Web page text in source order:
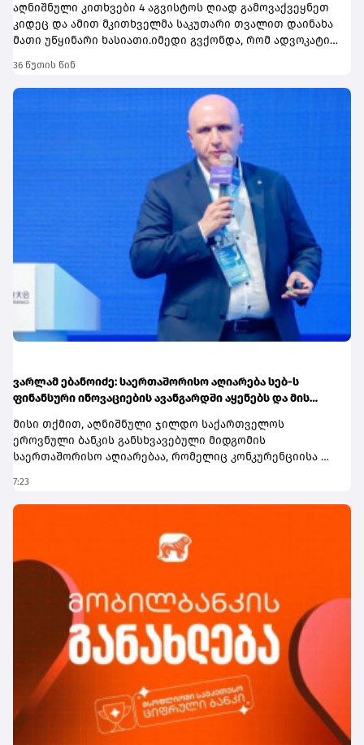
აღნიშნული კითხვები 4 აგვისტოს ღიად გამოვაქვეყნეთ კიდეც და ამით მკითხველმა საკუთარი თვალით დაინახა მათი უწყინარი ხასიათი.იმედი გვქონდა, რომ ადვოკატი ამ ფორმატს მაინც გამოეხმაურებოდა და ჩვენს კითხვებზე პასუხებს მივიღებდით, თუმცა გაგვიცრუვდა ეს იმედი…დასანანია…არც ნათია ჯანაშიას მეორე, საზოგადოებისთვის ჯერჯერობით შედარებით ნაკლებად ცნობილი ადვოკატი, რომელმაც სტრასბურგის სასამართლოს დაკეტილი კარიბჭის წინ ლაივის ჩაწერით დაამახსოვრა ყველას თავი, თამთა ჯანიაშვილი გვპასუხობს კითხვებზე. რა თქმა უნდა, ეს კითხვებიც უწყინარია და, რა თქმა უნდა, როგორც ბატონი ტარიელის შემთხვევაში, ისინიც მის მიერვე გავრცელებული ვიდეომიმართვებიდან გამომდინარეობს.კითხვებს ვსვამთ, კონკრეტულ, შინაარსიან, საქმის ფაქტობრივ გარემოებებს რომ უშუალოდ ეხება, ისეთ კითხვებს. პასუხები არ გვაქვს.მართლაც დასანანია…როგორ არ გაგახსენდეს დიდი მარკ ტვენის უკვდავი ნაწარმოების პირველი სტრიქონები: ტომ! პასუხი არ არის. ტომ! პასუხი არ არის სად დაიკარგა ეს ბიჭი… იმედია, გამოჩნდება.მანამდე კი, კიდევ ერთხელ, ისევ საჯაროდ, ის კითხვები, რითაც ბატონ ტარიელ კაკაბაძეს 16 ივნისს, შემდგომ უკვე 28 ივლისს მივმართეთ და ახლა უკვე 7 აგვისტოს მივმართავთ:ბატონო ტარიელ, კიდევ ერთხელ მოგესალმებით გაზეთიდან და ონლაინ გამოცემიდან "ბანკები და ფინანსები" (www.bfm.ge).ერთ თვეზე მეტი ხნის წინ, კერძოდ 2026 წლის 16 ივნისს, თქვენს ფეისბუქ გვერდზე მითითებული ელექტრონული ფოსტის მისამართზე, მოგმართეთ კონკრეტული კითხვებით, რაც დამებადა თქვენი ერთ-ერთი ვიდეო-მიმართვის გაცნობის შემდეგ, რომელიც თქვენი მარწმუნებლის, „ბრიტანულ-ქართული აკადემიის“ მინორიტარი აქციონერის, ქალბატონი ნათია ჯანაშიას პოზიციას ასახავდა.მას შემდეგ თვე და 10 დღეა გასული და დამეთანხმებით, რომ ეს ის პერიოდია, რომ თუკი მედია პასუხებს ვერ იღებს, უნდა ჩათვალოს, რომ რესპონდენტი კითხვებზე გამოხმაურებას თავს არიდებს.ასეც მივიჩნევთ.მაგრამ ასევე და აქვე, როგორც პასუხისმგებლიანი მედია, თავს ვალდებულად ვთვლით, კიდევ ერთხელ და მორიგჯერ, მოგმართოთ იგივე კითხვებით და მას დავუმატოთ კიდევ ერთი, რომელიც გაგვიჩნდა თქვენი მორიგი, ახლახანს გავრცელებული ვიდეო-მიმართვის კვალდაკვალ, სადაც ამბობთ, რომ თუ საგამოძიებო ორგანოები სათანადო გადაწყვეტილებას არ მიიღებენ და პასუხისგებაში არ მისცემენ ამ საქმეში, თქვენი აზრით, სისხლის სამართლის დამნაშავეებს, მაშინ თქვენ ამოწურავთ საქართველოს მართლმსაჯულების ეტაპებს და შემდგომ საქმეს აუცილებლად წაიღებთ სტრასბურგის ადამიანის უფლებათა ევროპულ სასამართლოში.ამ კითხვით დავიწყებთ -ბატონო ტარიელ, ვიდეო-მიმართვაში თქვენ ახსენებთ საგამოძიებიო უწყებაში მიმდინარე საქმეს, მაგრამ არ აკონკრეტებთ, რომელ საგამოძიებო უწყებაზე და კონკრეტულად რა შინაარსის საქმეზეა საუბარი.გთხოვთ, დააზუსტოთ, რომელ საგამოძიებო უწყებაზე საუბრობთ, ვისი საჩივრის შედეგად არის საქმე აღძრული და რას მოითხოვს კონკრეტულად მომჩივანი. დღემდე კონკრეტულად რა საგამოძიებო მოქმედებები ჩატარდა აღნიშნულ საქმესთან დაკავშირებით.რამდენადაც ჩვენთვის ცნობილია, ერთი საქმე, რომელსაც ფინანსთა სამინისტროს საგამოძიებო სამსახური აწარმოებს, აღძრულია „საქართველოს განათლების ჯგუფის“ საჩივრის საფუძველზე, რაც ნათია ჯანაშიას მენეჯმენტის პერიოდში „ბრიტანულ-ქართული აკადემიის“ აქტივებიდან 4 მლნ აშშ დოლარის სავარაუდო გაფლანგვა-მიტაცებას ეხება.საკითხთან დაკავშირებით, მიმდინარე სისხლის სამართლის სხვა საქმის შესახებ ჩვენთვის ცნობილი არ არის. თუ ასეთი არსებობს, გთხოვთ, მოგვაწოდოთ დაწვრილებითი ინფორმაცია მის შესახებ.თუ თქვენც ამ საქმეს გულისხმობთ (#092060925001), მაშინ გვიჩნდება შემდეგი კითხვა - ეს საქმე თქვენი ოპონენტების საჩივრის საფუძველზე არის აღძრული (სამსახურებრივი მდგომარეობის გამოყენებით, დიდ ოდენობით, შპს „ბრიტანულ–ქართული აკადემიის“ კუთვნილი თანხის შესაძლო მითვისება–გაფლანგვის ფაქტზე. გამოძიების პერიოდი მოიცავს ნათია ჯანაშიასა და მისი მეუღლის, დავით ცეცხლაძის მენეჯმენტში ყოფნის პერიოდს (2019-2024 წლებს) და თუნდაც საქართველოს სამართლებრივ სივრცეში ყველა შესაძლებლობის ამოწურვის შემდეგ, როგორ, რის საფუძველზე წაიღებთ მას ადამიანის უფლებათა ევროპულ სასამართლოში და რის საფუძველზე გექნებათ იმის რწმენა, რომ სტრასბურგი საქმეს განსახილველად მიიღებს?თუ სხვა საქმეზეა საუბარი, კიდევ ერთხელ, უმორჩილესად გთხოვთ, მოგვაწოდოთ დაწვრილებითი ინფორმაცია საქმის შესახებ, პირველ რიგში ნომერი და საგანი.ახლა კი ის კითხვები, რომლითაც 2026 წლის 16 ივნისს ერთხელ უკვე მოგმართეთ.გეტყვით გულწრფელად, რომ სასიამოვნოდ გაოცებული და კმაყოფილი დავრჩები, თუ მათზე თქვენს გამოხმაურებას მივიღებ, თუმცა, გამომდინარე უკვე არსებული პრაქტიკიდან, საამისო მოლოდინის საფუძველი არ გამაჩნია.1 - თქვენ ამბობთ - ნათია ჯანაშია იყო 100%-იანი წილის მფლობელი, მანამ სანამ 70%-იან წილს საბაზრო ღირებულებაზე ბევრად ნაკლებ ფასად დაესაკუთრა "საქართველოს კაპიტალი".გთხოვთ, დააზუსტოთ, რას გულისხმობთ დეფინიციაში - ბევრად ნაკლებ ფასად. ასევე, რას გულისხმობთ "დასაკუთრებაში". რამდენადაც ჩვენთვის ცნობილია, საქართველოს კაპიტალმა წილი რამდენიმეთვიანი მოლაპარაკების შემდგომ, 29,3 მილიონ ლარად შეიძინა და ნათია ჯანაშია წილის გასხვისების პირობებს რამდენიმე თვე ათანხმებდა. ამასთან, 2024 წლის გარკვეული პერიოდის ჩათვლით, არც პირად საუბრებში და არც საჯაროდ, წილის არასამართლიან ღირებულებაზე სიტყვაც არ დაუძრავს არსად.რამდენადაც ცნობილია, არსებობს ლევან სამხარაულის სახელობის ექსპერტიზის ეროვნული ბიუროს დასკვნა, რომ "ბრიტანულ-ქართული აკადემიის" 70 %-ის მოცულობის წილში 2019 წელს გადახდილი 29 მილიონ 300 ათასი ლარი, ნახევარი მილიონი ლარით აღემატება კიდეც იმ დროს არსებულ საბაზრო ფასს.როდესაც ამბობთ, რომ 2019 წელს აკადემიის 70%-იან წილს საბაზრო ღირებულებაზე ბევრად ნაკლებ ფასად დაესაკუთრა "საქართველოს კაპიტალი", - რა კონკრეტულ არგუმენტებს ეყრდნობით.გთხოვთ, მოგვაწოდოთ დოკუმენტური დასაბუთება წილის იმ ღირებულებაზე, რომელსაც თვლით სამართლიანად და წარმოადგინოთ კონკრეტული ხელმოწერილი ხელშეკრულებები, შეთანხმებები და მემორანდუმები, ყველა სახის ხელმოწერილი მტკიცებულებულებები, რომელიც ადასტურებს თქვენ მიერ მოყვანილ არგუმენტებს. ვიდეომიმართვაში თქვენ ამბობთ, რომ ნათია ჯანაშია დაარწმუნეს, რომ გაეყიდა 70% წილი, რომ იყო ცრუ დაპირებები, მოტყუება. გთხოვთ, მეტად განმარტოთ, ვინ დაარწმუნა, რა ხერხებით აიძულეს 30 მილიონ ლარამდე ღირებულების გარიგებაზე დათანხმება. იძულებით მიიღო და იძულებით ჩაურიცხეს ეს თანხა 2019 წელს, თუ რას გულისხმობთ?რაიმე დოკუმენტი თუ გაქვთ თქვენი სიტყვების დასადასტურებლად, რომელიც ხელმოწერილია ორივე მხარის მიერ? ასევე, როგორ აიძულეს 29,3 მილიონზე დათანხმება და როგორ შეთანხმდა ეს კონკრეტული თანხარატომ 29,3 მილიონი, არა 11 მილიონი ან 4.6 მილიონი ლარი, ან/და არა ნებისმიერი სხვა ოდენობის თანხა? თქვენ ამბობთ, რომ გარიგების პარალელურად არსებობდა რამდენიმე დამატებითი პირობა, რომელთა გამოც ნათია ჯანაშია დათანხმდა წილის გაყიდვას. გთხოვთ, კონკრეტულად განგვიმარტოთ და გვითხრათ ყველა ის პირობა, რაც გარიგების პარალელურად დამატებით არსებობდა. ასევე, გთხოვთ, განგვიმარტოთ, რა ფორმატითარსებობდა ეს პირობები - იყო ეს ხელშეკრულების დანართი, დამატებითი შეთანხმების ფორმატი, თუ სხვა რამ.გთხოვთ მოგვაწოდოთ ყველა დოკუმენტი, რომელიც ადასტურებს თქვენ სიტყვებს. ასევე, გთხოვთ დაგვიდასტუროთ, წერილობით არსებობდა თუ არა რაიმე სახის დაპირება და ის ასახული იყო თუ არა რომელიმე ორმხრივად გაფორმებულ დოკუმენტში - მემორანდუმში ან/და წილის დათმობის ხელშეკრულებში? ვიდეომიმართვაში, თქვენს მიერ ნახსენები რამდენიმე პირობიდან მხოლოდ ერთ-ერთზე საუბრობთ. კერძოდ იმაზე, რომ შეთანხმების საფუძველზე "აკადემიის" კაპიტალში ინვესტორს ტაბახმელის/ოქროყანის მიწა უნდა შეეტანა ნულოვანი ღირებულებით. გთხოვთ, განგვიმარტოთ, კონკრეტულად რა შეთანხმებაზეა საუბარი, რა ფორმატით დაიდო/გაფორმდა იგი, მხარეთა მხრიდან შესასრულებელ კიდევ რაიმე დამატებით კონკრეტულ ასპექტებს ხომ არ შეიცავდა იგი.არსებობს ინფორმაცია, რომელსაც გავრცელებულ ვრცელ წერილში, აკადემიის ყოფილი დირექტორი და "საქართველოს განათლების ჯგუფის" ასევე ყოფილი დირექტორი გიორგი კეთილაძე ადასტურებს. კერძოდ ის, რომ აღნიშნული მიწა კაპიტალში უნდა შესულიყოთანაბარწილოვანი პრინციპით. ანუ, "საქართველოს განათლების ჯგუფს" მიწა უნდა შეეტანა კაპიტალში იმის პარალელურად, რაც ნათია ჯანაშია კაპიტალში შეიტანდა მიწის ღირებულების 30 %-ს.ამ პირობას კეთილაძე ადასტურებს ელექტრონული მიმოწერის არსებობით, როგორც ბატონ დავით ცეცხლაძესთან (ნათია ჯანაშიას მეუღლე), ისე ქალბატონ ნათია ჯანაშიასთან. არსებული ინფორმაციით, მეუღლეები "განათლების ჯგუფს" მიმართავენ თხოვნით, მიწის 30%-ის ღირებულება კაპიტალში შეიტანონ არა ერთბაშად, არამედ 4 ნაწილად.ადასტურებთ თუ არა ამ შინაარსის მიმოწერის არსებობას, როგორც ფაქტს და მიგაჩნიათ თუ არა, რომ თქვენი ოპონენტები სასამართლო განხილვებისას ამ ფაქტს გამოიყენებენ, როგორც წონად არგუმენტს იმის დასამტკიცებლად, რომ მხარეთა შორის შეთანხმება არსებობდა მიწის კაპიტალში ასახვის თაობაზე არა ნულოვანი ღირებულებით, არამედ თანაბარწილოვანი შენატანის პრინციპით.აქვე გთხოვთ მოგვაწოდოთ დამატებითი ინფორმაცია სხვა რა პირობები შეთანხმდა მხარეთა შორის ამ მიწასთან დაკავშირებით. კერძოდ, როდის, რა ვადებში და რა გზით უნდა გადაცემოდა იგი აკადემიას?აქვე - იგივე საკითხთან, მიწასთან დაკავშირებით, - თქვენ ამბობთ, რომ კაპიტალში მისი ნულოვანი ღირებულებით შეტანის თაობაზე შეთანხმებას ადასტურებს მოწმეთა გამოკითხვის ოქმები და კიდევ სხვა მტკიცებულებები. ეს ხომ არ ნიშნავს იმას, რომ არაპირდაპირ ადასტურებთიმ ფაქტს, რომ ხელშეკრულებაში მსგავსი ჩანაწერი არ არსებობს და ეყრდნობით მხოლოდ მოწმეთა ჩვენებებს.ამასთან დაკავშირებით, გთხოვთ, გაგვიზიაროთ: კონკრეტულად რას გულისხმობთ "მოწმეთა გამოკითხვის ოქმებში და კიდევ სხვა მტკიცებულებებში". კერძოდ, რამდენადაც ჩვენთვის ცნობილია, ქ-ნ ჯანაშიას არ გააჩნია დაზარალებულის სტატუსი საქმეში და ამიტომ, დაუდგენელია საიდან ფლობს ინფორმაციას მოწმეთა ჩვენებებზე. საჯარო წყაროებში ამგვარ მოწმეთა არსებობა არ იკვეთება. თუ შესაძლებლად ჩათვლით, ამ ეტაპზევე გვითხრათ, ვინ არიან აღნიშნული მოწმეები და რამდენად არსებითად არიან ისინი დაკავშირებული აღნიშნულ დავასთან. მოწმეების გამოკითხვის ოქმების გარდა, გაქვთ თუ არა რეალური და კონკრეტული დოკუმენტი, რაც სრულფასოვნად ადასტურებს თქვენ სიტყვებს კაპიტალში ტაბახმელის/ოქროყანის მიწის ნულოვანი ფასით შეტანის თაობაზე? საინვესტიციო შეთანხმება "საქართველოს კაპიტალთან" არის დადებული თუ "საქართველოს განათლების ჯგუფთან"? 5.მიწა ვის ეკუთვნოდა და რატომ იყო სკოლისთვის მისი გადაცემა არსებითი ქ-ნ ჯანაშიასთვის? მან ითხოვა ეს მიწა სკოლას გადაცემოდა? მან მოიძია ეს მიწა და დაავალა "საქართველოს კაპიტალს" მისი სკოლისთვის გადაცემა? ვიდეომიმართვის დასასრულს თქვენ ამბობთ, რომ ინვესტორის მხარე ცდილობს ნათია ჯანაშიას წაართვას დარჩენილი 30 %-იანი წილიც. გთხოვთ, დაგვიზუსტოთ, კონკრეტულად რა მცდელობები განახორციელა მხარემ საამისოდ. ზოგადად, მხარეთა შორის წილის გამოსყიდვასთან დაკავშირებით, ჩვენთვის ცნობილია,
36 წუთის წინ
ვარლამ ებანოიძე: საერთაშორისო აღიარება სებ-ს
ფინანსური ინოვაციების ავანგარდში აყენებს და მის
მისი თქმით, აღნიშნული ჯილდო საქართველოს
ეროვნული ბანკის განსხვავებული მიდგომის
საერთაშორისო აღიარებაა, რომელიც კონკურენციისა და
ისეთ კონცენტრირებულ ბაზრებზე, როგორიც
საქართველოს საბანკო სისტემაა, სხვა ქვეყნის
მექანიზმებს იყენებენ, ჩვენ კი პირველადი ხელშესახები
შედეგები ე.წ. არაქირურგიული მეთოდებით მივიღეთ“, -
აღნიშნა ვარლამ ებანოიძემ.მისივე შეფასებით, ამ
შედეგების მიღწევაში მნიშვნელოვანი როლი შეასრულა
რეგულირების ლაბორატორიამ (Regulatory Sandbox),
რომელიც ახალ კომპანიებს ტექნოლოგიების რეალურ
გარემოში გამოცდის შესაძლებლობას აძლევს, ასევე ღია
ბანკინგის ინფრასტრუქტურამ, რომელმაც გადახდებისა
და მონაცემთა გაცვლის ალტერნატიული მექანიზმები
შექმნა.ვარლამ ებანოიძის განცხადებით, ამ
ინსტრუმენტების ერთობლიობამ ბაზარზე ახალი
მოთამაშეების დამკვიდრებას შეუწყო ხელი. მისი თქმით,
ფინტექ კომპანიებმა შეძლეს ონლაინ კონვერტაციისა და
7:23